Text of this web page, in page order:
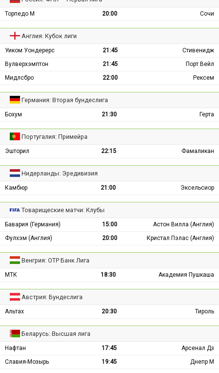
Торпедо М 20:00 Сочи
Англия: Кубок лиги
Уиком Уондерерс 21:45
Стивенидж
Вулверхэмптон
21:45
Порт Вейл
Мидлсбро
22:00 Рексем
Германия: Вторая бундеслига
Бохум 21:30 Герта
Португалия: Примейра
Эшторил 22:15 Фамаликан
Нидерланды: Эредивизия
Камбюр 21:00 Эксельсиор
Товарищеские матчи: Клубы
Бавария (Германия) 15:00
Астон Вилла (Англия)
Фулхэм (Англия)
20:00 Кристал Пэлас (Англия)
Венгрия: ОТР Банк Лига
МТК 18:30 Академия Пушкаша
Австрия: Бундеслига
Альтах 20:30 Тироль
Беларусь: Высшая лига
Нафтан 17:45
Арсенал Дз
Славия-Мозырь
19:45 Днепр М